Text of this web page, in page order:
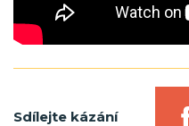
Sdílejte kázání